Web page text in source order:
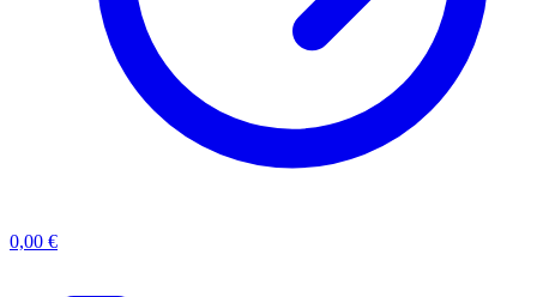
0,00 €